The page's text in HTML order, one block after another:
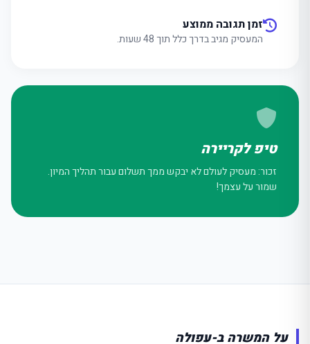
זמן תגובה ממוצע
המעסיק מגיב בדרך כלל תוך 48 שעות.
טיפ לקריירה
זכור: מעסיק לעולם לא יבקש ממך תשלום עבור תהליך המיון.
שמור על עצמך!
על המשרה ב-עפולה